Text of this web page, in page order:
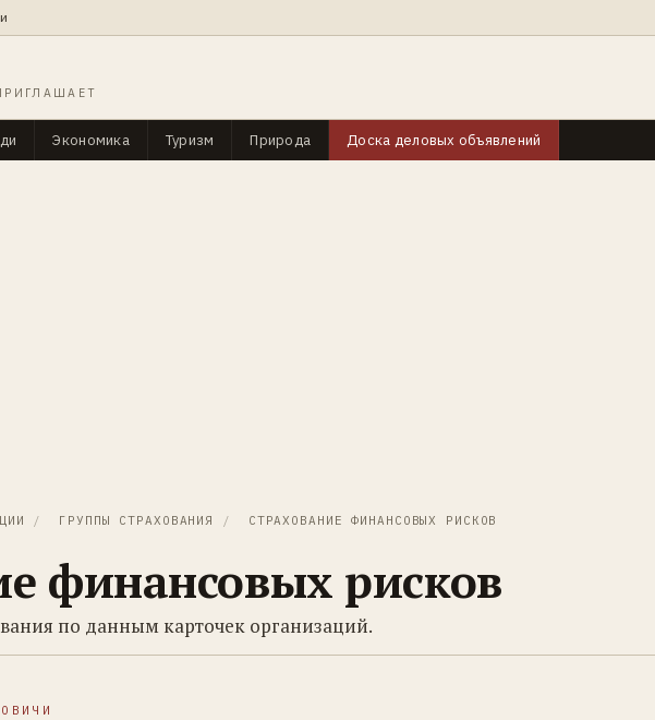
Экономика Туризм Природа Доска деловых объявлений
/ ГРУППЫ СТРАХОВАНИЯ / СТРАХОВАНИЕ ФИНАНСОВЫХ РИСКОВ
финансовых рисков
по данным карточек организаций.